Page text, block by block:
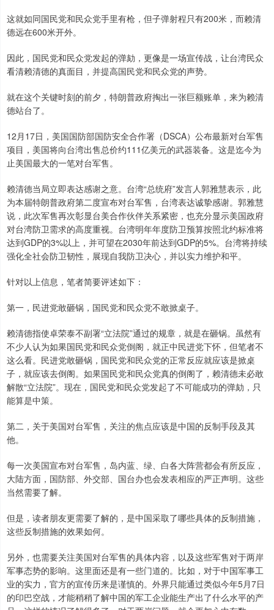
这就如同国民党和民众党手里有枪，但子弹射程只有200米，而赖清
德远在600米开外。
因此，国民党和民众党发起的弹劾，更像是一场宣传战，让台湾民众
看清赖清德的真面目，并提高国民党和民众党的声势。
就在这个关键时刻的前夕，特朗普政府掏出一张巨额账单，来为赖清
德站台了。
12月17日，美国国防部国防安全合作署（DSCA）公布最新对台军售
项目，美国将向台湾出售总价约111亿美元的武器装备。这是迄今为
止美国最大的一笔对台军售。
赖清德当局立即表达感谢之意。台湾“总统府”发言人郭雅慧表示，此
为本届特朗普政府第二度宣布对台军售，台湾表达诚挚感谢。郭雅慧
说，此次军售再次彰显台美合作伙伴关系紧密，也充分显示美国政府
对台湾防卫需求的高度重视。台湾明年年度防卫预算按照北约标准将
达到GDP的3%以上，并可望在2030年前达到GDP的5%。台湾将持续
强化全社会防卫韧性，展现自我防卫决心，并以实力维护和平。
针对以上信息，笔者简要评述如下：
第一，民进党敢砸锅，国民党和民众党不敢掀桌子。
赖清德指使卓荣泰不副署“立法院”通过的规章，就是在砸锅。虽然有
不少人认为如果国民党和民众党倒阁，就正中民进党下怀，但笔者不
这么看。民进党敢砸锅，国民党和民众党的正常反应就应该是掀桌
子，就应该去倒阁。如果国民党和民众党真的倒阁了，赖清德未必敢
解散“立法院”。现在，国民党和民众党发起了不可能成功的弹劾，只
能算是中策。
第二，关于美国对台军售，关注的焦点应该是中国的反制手段及其
他。
每一次美国宣布对台军售，岛内蓝、绿、白各大阵营都会有所反应，
大陆方面，国防部、外交部、国台办也会发表相应的严正声明。这些
当然需要了解。
但是，读者朋友更需要了解的，是中国采取了哪些具体的反制措施，
这些反制措施的效果如何。
另外，也需要关注美国对台军售的具体内容，以及这些军售对于两岸
军事态势的影响。这里面还是有一些门道的。比如，对于中国军事工
业的实力，官方的宣传历来是谨慎的。外界只能通过类似今年5月7日
的印巴空战，才能稍稍了解中国的军工企业能生产出了什么水平的产